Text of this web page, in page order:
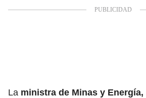
La ministra de Minas y Energía,